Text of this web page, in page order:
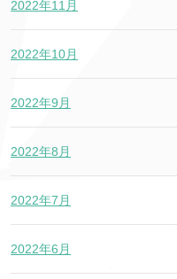
2022年11月
2022年10月
2022年9月
2022年8月
2022年7月
2022年6月